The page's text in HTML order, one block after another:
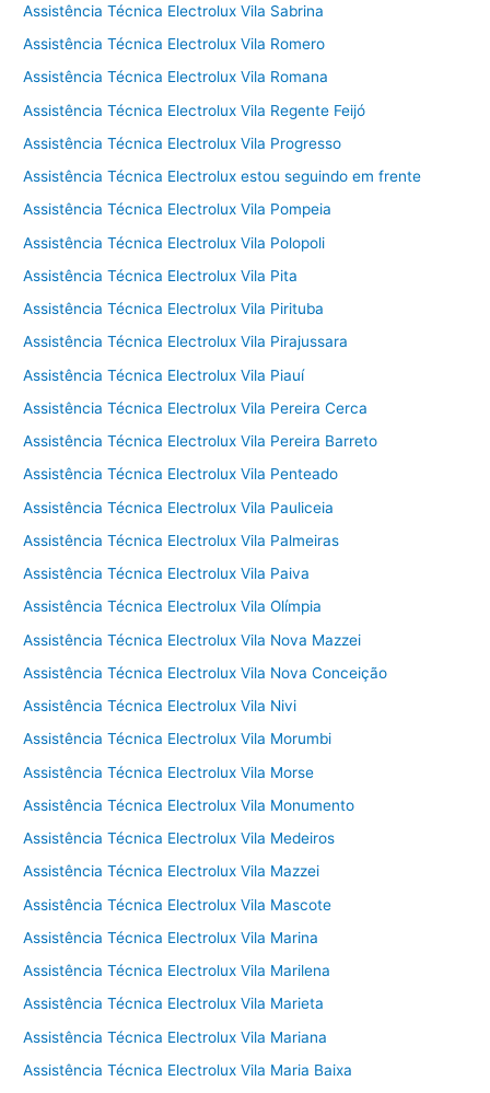
Assistência Técnica Electrolux Vila Sabrina
Assistência Técnica Electrolux Vila Romero
Assistência Técnica Electrolux Vila Romana
Assistência Técnica Electrolux Vila Regente Feijó
Assistência Técnica Electrolux Vila Progresso
Assistência Técnica Electrolux estou seguindo em frente
Assistência Técnica Electrolux Vila Pompeia
Assistência Técnica Electrolux Vila Polopoli
Assistência Técnica Electrolux Vila Pita
Assistência Técnica Electrolux Vila Pirituba
Assistência Técnica Electrolux Vila Pirajussara
Assistência Técnica Electrolux Vila Piauí
Assistência Técnica Electrolux Vila Pereira Cerca
Assistência Técnica Electrolux Vila Pereira Barreto
Assistência Técnica Electrolux Vila Penteado
Assistência Técnica Electrolux Vila Pauliceia
Assistência Técnica Electrolux Vila Palmeiras
Assistência Técnica Electrolux Vila Paiva
Assistência Técnica Electrolux Vila Olímpia
Assistência Técnica Electrolux Vila Nova Mazzei
Assistência Técnica Electrolux Vila Nova Conceição
Assistência Técnica Electrolux Vila Nivi
Assistência Técnica Electrolux Vila Morumbi
Assistência Técnica Electrolux Vila Morse
Assistência Técnica Electrolux Vila Monumento
Assistência Técnica Electrolux Vila Medeiros
Assistência Técnica Electrolux Vila Mazzei
Assistência Técnica Electrolux Vila Mascote
Assistência Técnica Electrolux Vila Marina
Assistência Técnica Electrolux Vila Marilena
Assistência Técnica Electrolux Vila Marieta
Assistência Técnica Electrolux Vila Mariana
Assistência Técnica Electrolux Vila Maria Baixa